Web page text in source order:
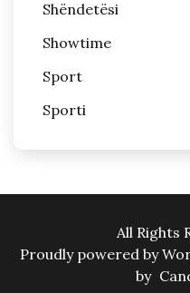
Shëndetësi
Showtime
Sport
Sporti
All Rights
Proudly powered by
by